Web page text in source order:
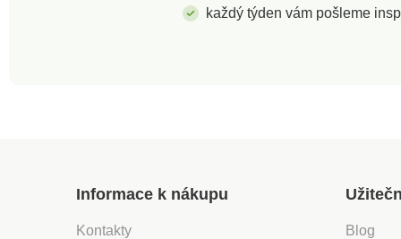
každý týden vám pošleme
Informace k nákupu
Kontakty
Blog